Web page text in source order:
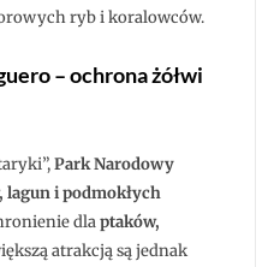
ryb i koralowców.
– ochrona żółwi
Park Narodowy
lagun i podmokłych
dlaptaków,
atrakcją są jednak